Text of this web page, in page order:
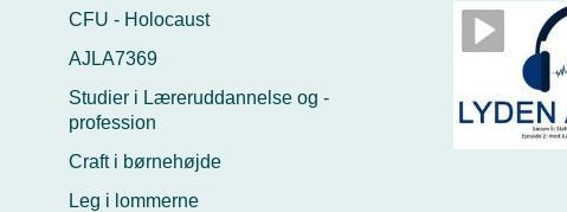
CFU - Holocaust
AJLA7369
Studier i Læreruddannelse og -
profession
Craft i børnehøjde
Leg i lommerne